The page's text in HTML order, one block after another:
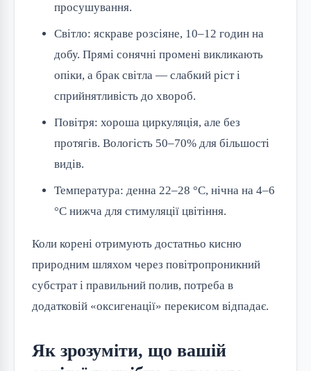
просушування.
Світло: яскраве розсіяне, 10–12 годин на
добу. Прямі сонячні промені викликають
опіки, а брак світла — слабкий ріст і
сприйнятливість до хвороб.
Повітря: хороша циркуляція, але без
протягів. Вологість 50–70% для більшості
видів.
Температура: денна 22–28 °C, нічна на 4–6
°C нижча для стимуляції цвітіння.
Коли корені отримують достатньо кисню
природним шляхом через повітропроникний
субстрат і правильний полив, потреба в
додатковій «оксигенації» перекисом відпадає.
Як зрозуміти, що вашій